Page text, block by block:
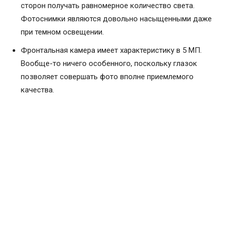
сторон получать равномерное количество света.
Фотоснимки являются довольно насыщенными даже
при темном освещении.
Фронтальная камера имеет характеристику в 5 МП.
Вообще-то ничего особенного, поскольку глазок
позволяет совершать фото вполне приемлемого
качества.